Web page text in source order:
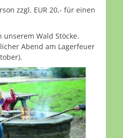
zzgl. EUR 20,- für einen
Wald Stöcke.
Abend am Lagerfeuer